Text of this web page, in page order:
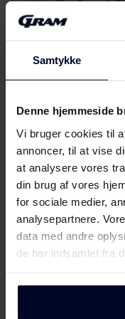
Samtykke
Denne hjemmeside
Vi bruger cookies til
annoncer, til at vise
at analysere vores
din brug af vores
for sociale medier,
analysepartnere.
data med andre
de har indsamlet fra
TN
Hent alt (11)
Vælg
...fordi vi